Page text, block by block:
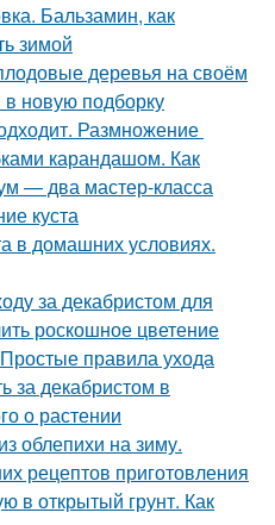
Бальзамин, как
зимой
деревья на своём
в новую подборку
Размножение
карандашом. Как
— два мастер-класса
куста
в домашних условиях.
за декабристом для
роскошное цветение
правила ухода
за декабристом в
о растении
облепихи на зиму.
рецептов приготовления
в открытый грунт. Как